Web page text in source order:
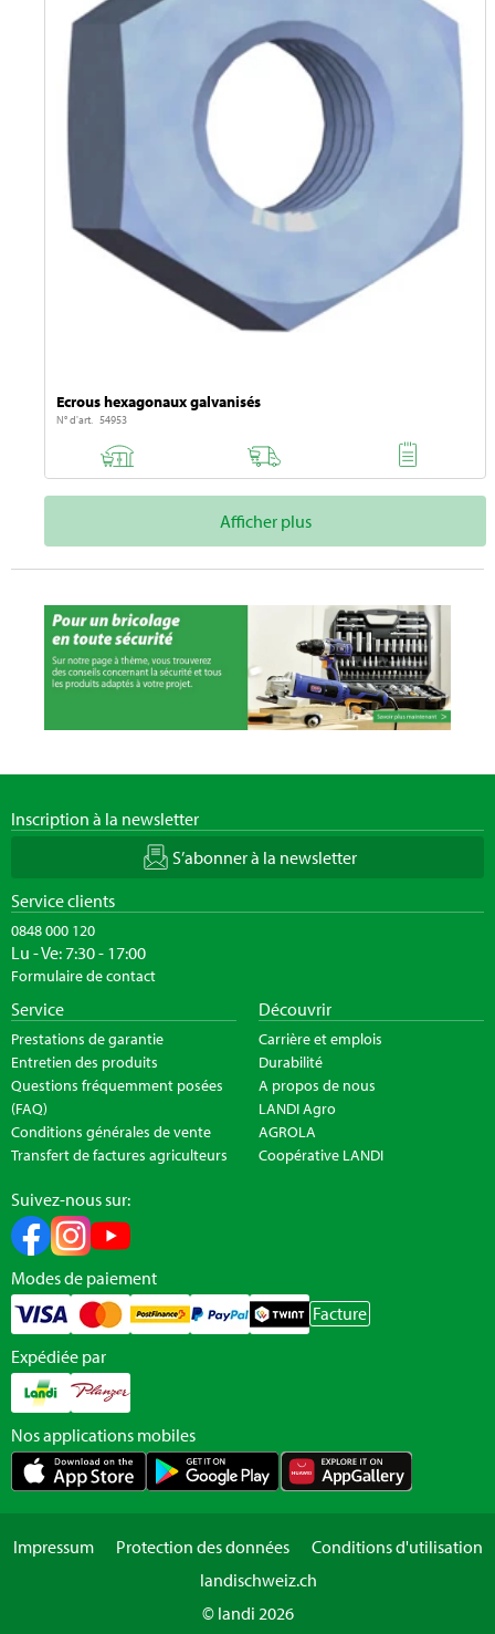
Ecrous hexagonaux galvanisés
N° d'art. 54953
Afficher plus
Inscription à la newsletter
S’abonner à la newsletter
Service clients
0848 000 120
Lu - Ve: 7:30 - 17:00
Formulaire de contact
Service
Prestations de garantie
Entretien des produits
Questions fréquemment posées
(FAQ)
Conditions générales de vente
Transfert de factures agriculteurs
Découvrir
Carrière et emplois
Durabilité
A propos de nous
LANDI Agro
AGROLA
Coopérative LANDI
Suivez-nous sur:
Modes de paiement
Facture
Expédiée par
Nos applications mobiles
Impressum Protection des données
Conditions d'utilisation
landischweiz.ch
© landi 2026